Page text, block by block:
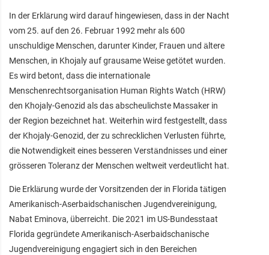
In der Erklärung wird darauf hingewiesen, dass in der Nacht
vom 25. auf den 26. Februar 1992 mehr als 600
unschuldige Menschen, darunter Kinder, Frauen und ältere
Menschen, in Khojaly auf grausame Weise getötet wurden.
Es wird betont, dass die internationale
Menschenrechtsorganisation Human Rights Watch (HRW)
den Khojaly-Genozid als das abscheulichste Massaker in
der Region bezeichnet hat. Weiterhin wird festgestellt, dass
der Khojaly-Genozid, der zu schrecklichen Verlusten führte,
die Notwendigkeit eines besseren Verständnisses und einer
grösseren Toleranz der Menschen weltweit verdeutlicht hat.
Die Erklärung wurde der Vorsitzenden der in Florida tätigen
Amerikanisch-Aserbaidschanischen Jugendvereinigung,
Nabat Eminova, überreicht. Die 2021 im US-Bundesstaat
Florida gegründete Amerikanisch-Aserbaidschanische
Jugendvereinigung engagiert sich in den Bereichen